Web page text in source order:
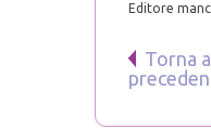
Editore
Torna